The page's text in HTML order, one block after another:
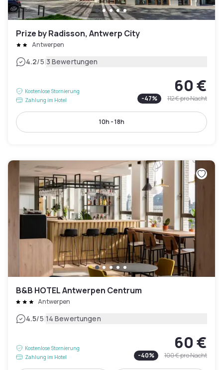
Prize by Radisson, Antwerp City
Antwerpen
4.2/5|3 Bewertungen
Kostenlose Stornierung
Zahlung im Hotel
60 €
-47% 112 €pro Nacht
10h - 18h
B&B HOTEL Antwerpen Centrum
Antwerpen
4.5/5|14 Bewertungen
Kostenlose Stornierung
Zahlung im Hotel
60 €
-40% 100 €pro Nacht